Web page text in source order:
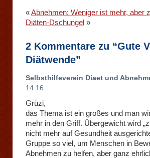
«Abnehmen: Weniger ist mehr, aber
Diäten-Dschungel »
2 Kommentare zu “Gute
Diätwende”
Selbsthilfeverein Diaet und
14:16:
Grüzi,
das Thema ist ein großes und man
mehr in den Griff. Übergewicht wird
nicht mehr auf Gesundheit
Gruppe so viel, um Menschen in
Abnehmen zu helfen, aber ganz